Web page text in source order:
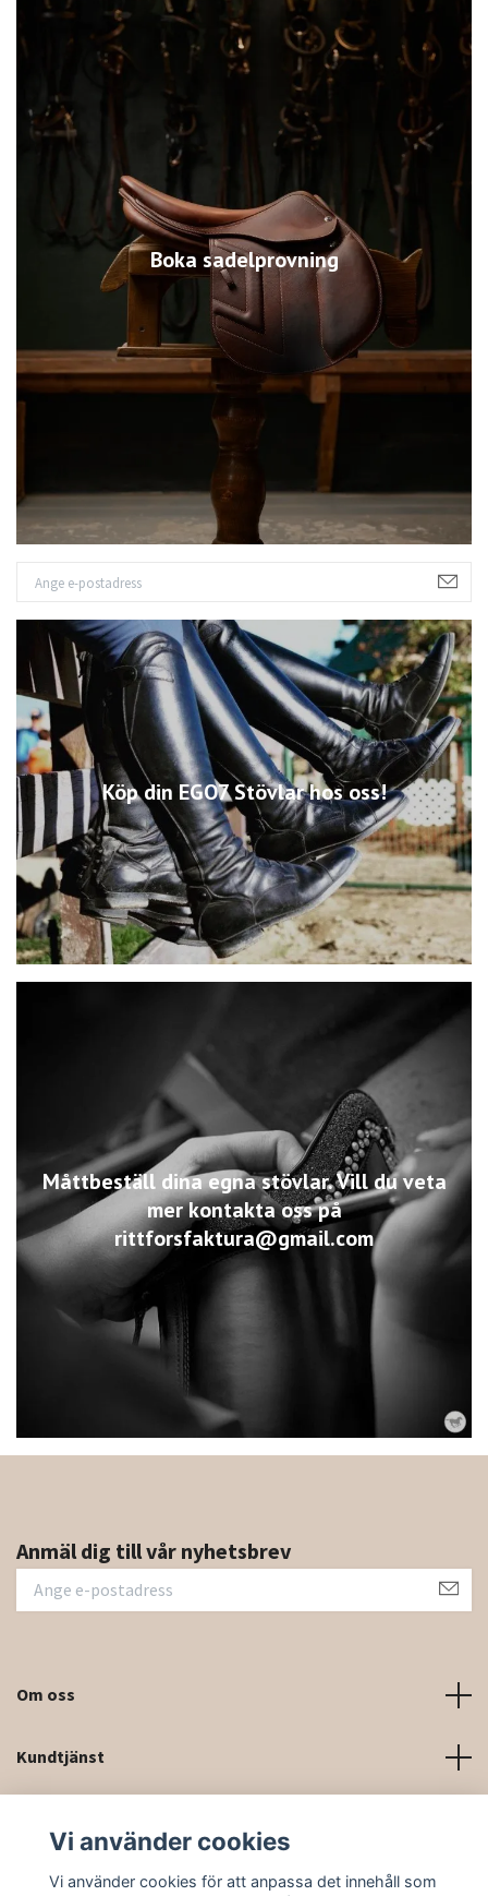
Boka sadelprovning
Köp din EGO7 Stövlar hos oss!
Måttbeställ dina egna stövlar. Vill du veta
mer kontakta oss på
rittforsfaktura@gmail.com
Anmäl dig till vår nyhetsbrev
Om oss
Kundtjänst
Sociala medier
Vi använder cookies
Vi använder cookies för att anpassa det innehåll som